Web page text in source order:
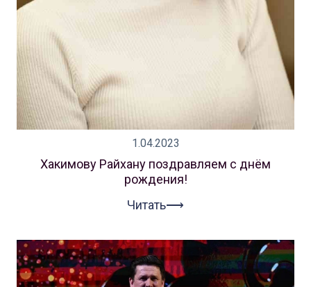
1.04.2023
Хакимову Райхану поздравляем с днём
рождения!
Читать⟶